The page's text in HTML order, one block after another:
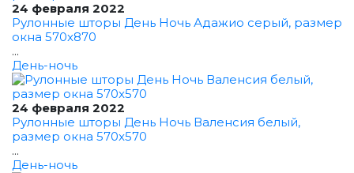
24 февраля 2022
Рулонные шторы День Ночь Адажио серый, размер
окна 570x870
...
День-ночь
24 февраля 2022
Рулонные шторы День Ночь Валенсия белый,
размер окна 570x570
...
День-ночь